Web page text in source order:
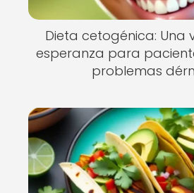
Dieta cetogénica: Una
esperanza para
problemas